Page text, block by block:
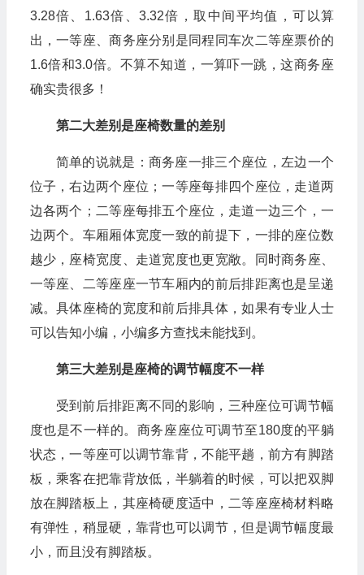
3.28倍、1.63倍、3.32倍，取中间平均值，可以算
出，一等座、商务座分别是同程同车次二等座票价的
1.6倍和3.0倍。不算不知道，一算吓一跳，这商务座
确实贵很多！
第二大差别是座椅数量的差别
简单的说就是：商务座一排三个座位，左边一个
位子，右边两个座位；一等座每排四个座位，走道两
边各两个；二等座每排五个座位，走道一边三个，一
边两个。车厢厢体宽度一致的前提下，一排的座位数
越少，座椅宽度、走道宽度也更宽敞。同时商务座、
一等座、二等座座一节车厢内的前后排距离也是呈递
减。具体座椅的宽度和前后排具体，如果有专业人士
可以告知小编，小编多方查找未能找到。
第三大差别是座椅的调节幅度不一样
受到前后排距离不同的影响，三种座位可调节幅
度也是不一样的。商务座座位可调节至180度的平躺
状态，一等座可以调节靠背，不能平趟，前方有脚踏
板，乘客在把靠背放低，半躺着的时候，可以把双脚
放在脚踏板上，其座椅硬度适中，二等座座椅材料略
有弹性，稍显硬，靠背也可以调节，但是调节幅度最
小，而且没有脚踏板。